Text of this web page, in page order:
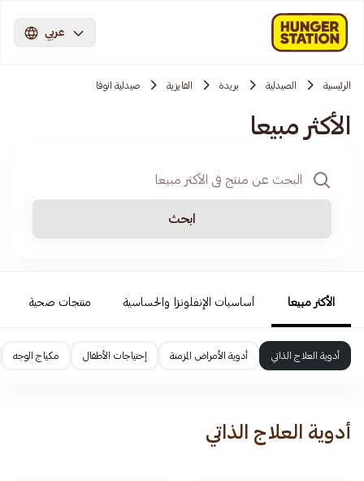
عربي
الرئيسية الصيدلية بريدة الفايزية صيدلية انوفا
الأكثر مبيعا
ابحث
الأكثر مبيعا أساسيات الإنفلونزا والحساسية منتجات صحية
أدوية العلاج الذاتي أدوية الأمراض المزمنة إحتياجات الأطفال مكياج الوجه
أدوية العلاج الذاتي